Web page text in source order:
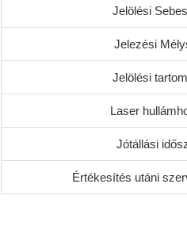
Jelölési
Jelezési
Jelölési
Laser
Jótállási
Értékesítés utáni